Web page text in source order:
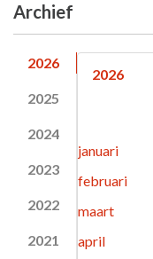
Archief
2026
2025
2024
2023
2022
2021
2026
januari
februari
maart
april